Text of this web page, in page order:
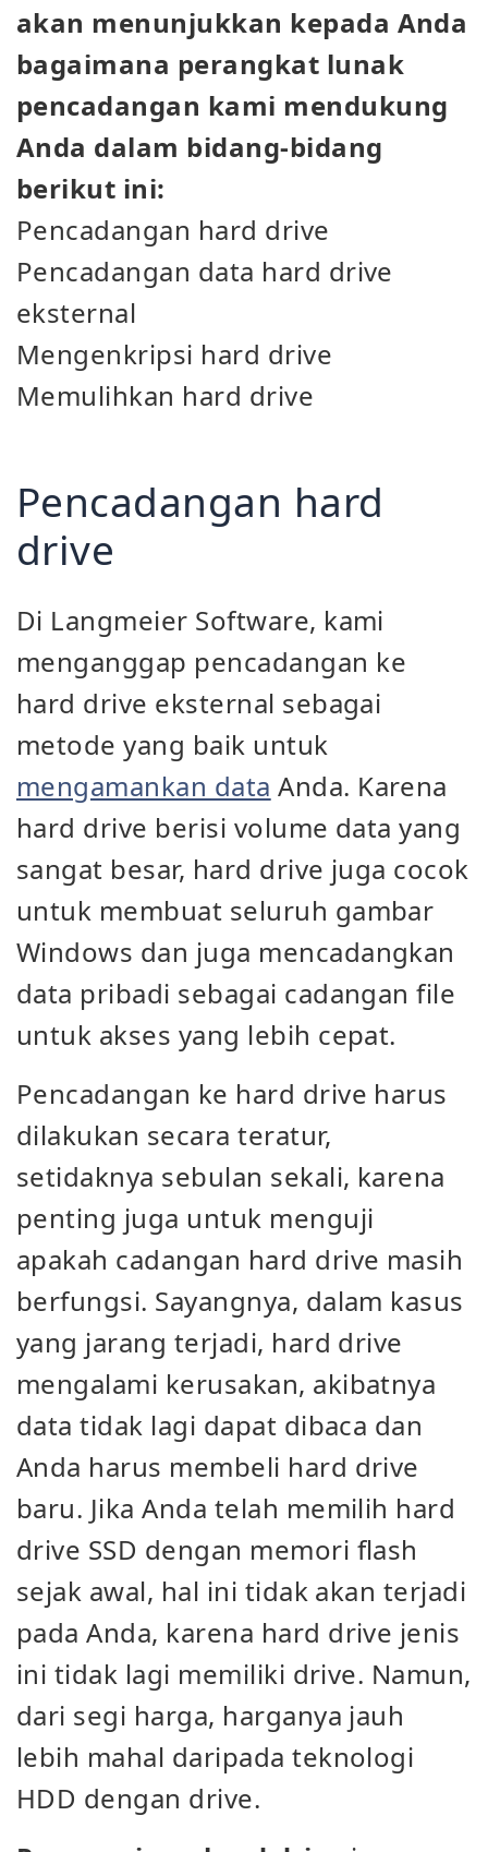
akan menunjukkan kepada Anda
bagaimana perangkat lunak
pencadangan kami mendukung
Anda dalam bidang-bidang
berikut ini:
Pencadangan hard drive
Pencadangan data hard drive
eksternal
Mengenkripsi hard drive
Memulihkan hard drive
Pencadangan hard
drive
Di Langmeier Software, kami
menganggap pencadangan ke
hard drive eksternal sebagai
metode yang baik untuk
mengamankan data Anda. Karena
hard drive berisi volume data yang
sangat besar, hard drive juga cocok
untuk membuat seluruh gambar
Windows dan juga mencadangkan
data pribadi sebagai cadangan file
untuk akses yang lebih cepat.
Pencadangan ke hard drive harus
dilakukan secara teratur,
setidaknya sebulan sekali, karena
penting juga untuk menguji
apakah cadangan hard drive masih
berfungsi. Sayangnya, dalam kasus
yang jarang terjadi, hard drive
mengalami kerusakan, akibatnya
data tidak lagi dapat dibaca dan
Anda harus membeli hard drive
baru. Jika Anda telah memilih hard
drive SSD dengan memori flash
sejak awal, hal ini tidak akan terjadi
pada Anda, karena hard drive jenis
ini tidak lagi memiliki drive. Namun,
dari segi harga, harganya jauh
lebih mahal daripada teknologi
HDD dengan drive.